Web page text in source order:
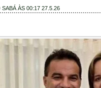
SABÁ ÀS 00:17 27.5.26